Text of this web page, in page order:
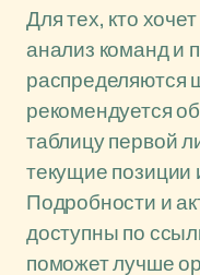
Для тех, кто
анализ команд и
распределяются
рекомендуется
таблицу первой
текущие позиции
Подробности и
доступны по
поможет лучше